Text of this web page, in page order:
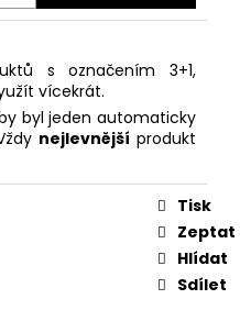
s označením 3+1,
vícekrát.
byl jeden automaticky
nejlevnější produkt
Tisk
Zeptat
Hlídat
Sdílet